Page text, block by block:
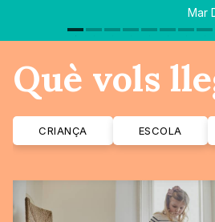
Mar
Què vols
CRIANÇA ESCOLA